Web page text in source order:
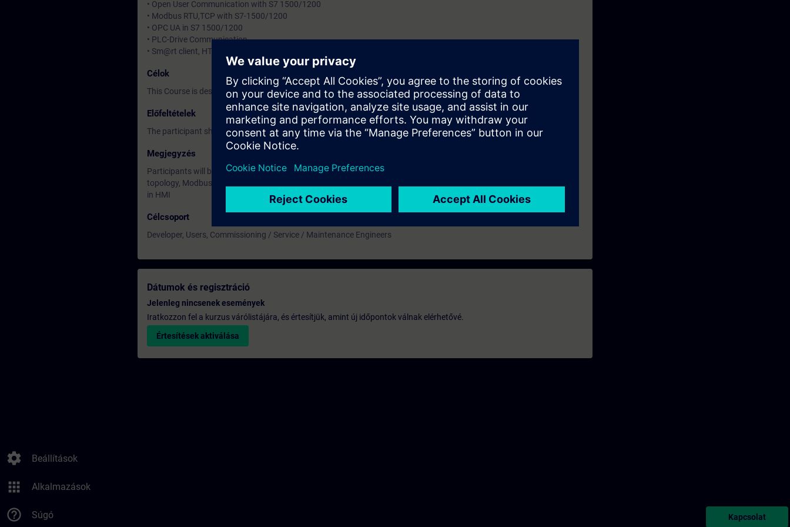
settings Beállítások
apps Alkalmazások
help_outline Súgó
• Open User Communication with S7 1500/1200
• Modbus RTU,TCP with S7-1500/1200
• OPC UA in S7 1500/1200
• PLC-Drive Communication
• Sm@rt client, HTTP Communication in HMI
Célok
This Course is designed for Engineers working in the field of Automation and not exposed to the field of SIMATIC Net.
Előfeltételek
The participant should be Engineers, knowledgeable about PLC and programming language in STEP 7 V15
Megjegyzés
Participants will be able to configure, various Profinet networking option like I device, Open user communication, Ring
topology, Modbus (RTU&TCP) with PLC’s as well as HMI networking options like sm@rt client and HTTP communication
in HMI
Célcsoport
Developer, Users, Commissioning / Service / Maintenance Engineers
Dátumok és regisztráció
Jelenleg nincsenek események
Iratkozzon fel a kurzus várólistájára, és értesítjük, amint új időpontok válnak elérhetővé.
Értesítések aktiválása
Kapcsolat